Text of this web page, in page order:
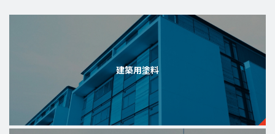
建築用塗料